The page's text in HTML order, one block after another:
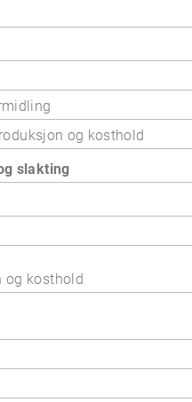
og kosthold
slakting
og kosthold